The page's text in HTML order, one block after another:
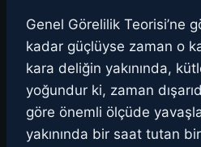
Genel Görelilik Teorisi’ne
kadar güçlüyse zaman o
kara deliğin yakınında,
yoğundur ki, zaman
göre önemli ölçüde
yakınında bir saat tutan